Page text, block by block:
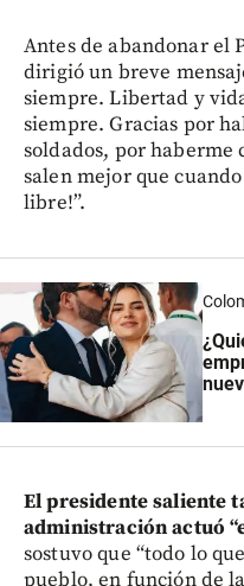
Antes de abandonar el
dirigió un breve
siempre. Libertad y
siempre. Gracias por
soldados, por haberme
salen mejor que
libre!”.
El presidente saliente
administración actuó
sostuvo que “todo lo
pueblo, en función de